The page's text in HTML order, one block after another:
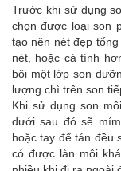
Trước khi sử dụng
chọn được loại son
tạo nên nét đẹp
nét, hoặc cá tính
bôi một lớp son
lượng chì trên son
Khi sử dụng son
dưới sau đó sẽ
hoặc tay để tán đều
có được làn môi